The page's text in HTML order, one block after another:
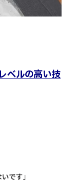
ベルの高い技
です」